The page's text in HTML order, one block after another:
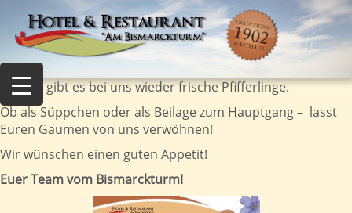
Endlich gibt es bei uns wieder frische Pfifferlinge.
Ob als Süppchen oder als Beilage zum Hauptgang – lasst
Euren Gaumen von uns verwöhnen!
Wir wünschen einen guten Appetit!
Euer Team vom Bismarckturm!